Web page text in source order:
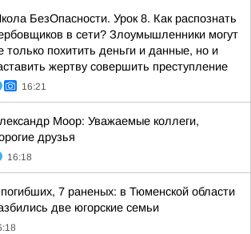
БезОпасности. Урок 8. Как распознать
в сети? Злоумышленники могут
только похитить деньги и данные, но и
жертву совершить преступление
16:21
Моор: Уважаемые коллеги,
друзья
16:18
7 раненых: в Тюменской области
две югорские семьи